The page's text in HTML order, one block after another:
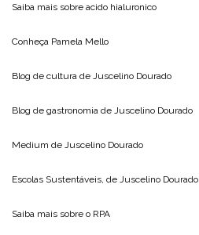
Saiba mais sobre acido hialuronico
Conheça Pamela Mello
Blog de cultura de Juscelino Dourado
Blog de gastronomia de Juscelino Dourado
Medium de Juscelino Dourado
Escolas Sustentáveis, de Juscelino Dourado
Saiba mais sobre o RPA